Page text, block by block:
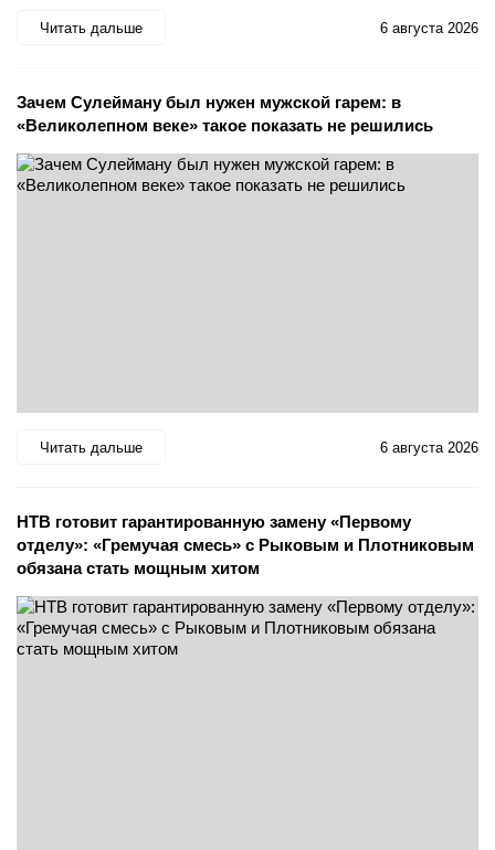
Читать дальше 6 августа 2026
Зачем Сулейману был нужен мужской гарем: в
«Великолепном веке» такое показать не решились
Читать дальше 6 августа 2026
НТВ готовит гарантированную замену «Первому
отделу»: «Гремучая смесь» с Рыковым и Плотниковым
обязана стать мощным хитом